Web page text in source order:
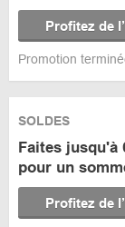
Profitez de
Promotion
SOLDES
Faites jusqu'à
pour un
Profitez de